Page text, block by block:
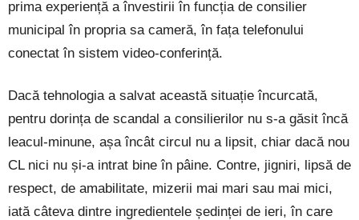
prima experiență a învestirii în funcția de consilier
municipal în propria sa cameră, în fața telefonului
conectat în sistem video-conferință.
Dacă tehnologia a salvat această situație încurcată,
pentru dorința de scandal a consilierilor nu s-a găsit încă
leacul-minune, așa încât circul nu a lipsit, chiar dacă nou
CL nici nu și-a intrat bine în pâine. Contre, jigniri, lipsă de
respect, de amabilitate, mizerii mai mari sau mai mici,
iată câteva dintre ingredientele ședinței de ieri, în care